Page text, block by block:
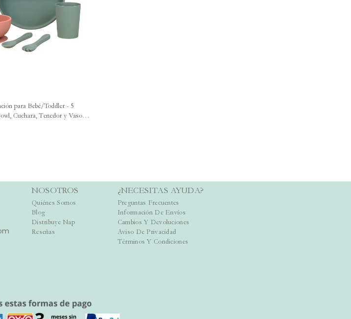
para Bebé/Toddler - 5
Cuchara, Tenedor y Vaso) -
NOSOTROS
Quiénes Somos
Blog
Distribuye Nap
Reseñas
¿NECESITAS AYUDA?
Preguntas Frecuentes
Información De Envíos
Cambios Y Devoluciones
Aviso De Privacidad
Términos Y Condiciones